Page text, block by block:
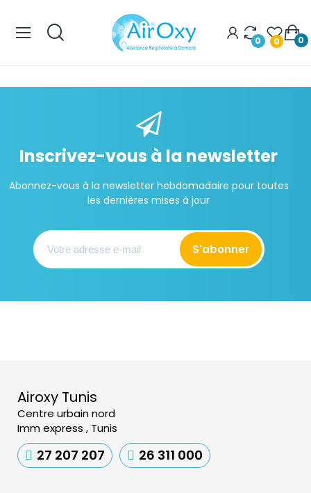
0 0 0
Inscrivez-vous à la newsletter
Abonnez-vous à la newsletter hebdomadaire pour toutes
les dernières mises à jour
S'abonner
Airoxy Tunis
Centre urbain nord
Imm express , Tunis
27 207 207 26 311 000